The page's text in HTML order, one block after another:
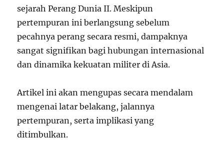
sejarah Perang Dunia II. Meskipun
pertempuran ini berlangsung sebelum
pecahnya perang secara resmi, dampaknya
sangat signifikan bagi hubungan internasional
dan dinamika kekuatan militer di Asia.
Artikel ini akan mengupas secara mendalam
mengenai latar belakang, jalannya
pertempuran, serta implikasi yang
ditimbulkan.